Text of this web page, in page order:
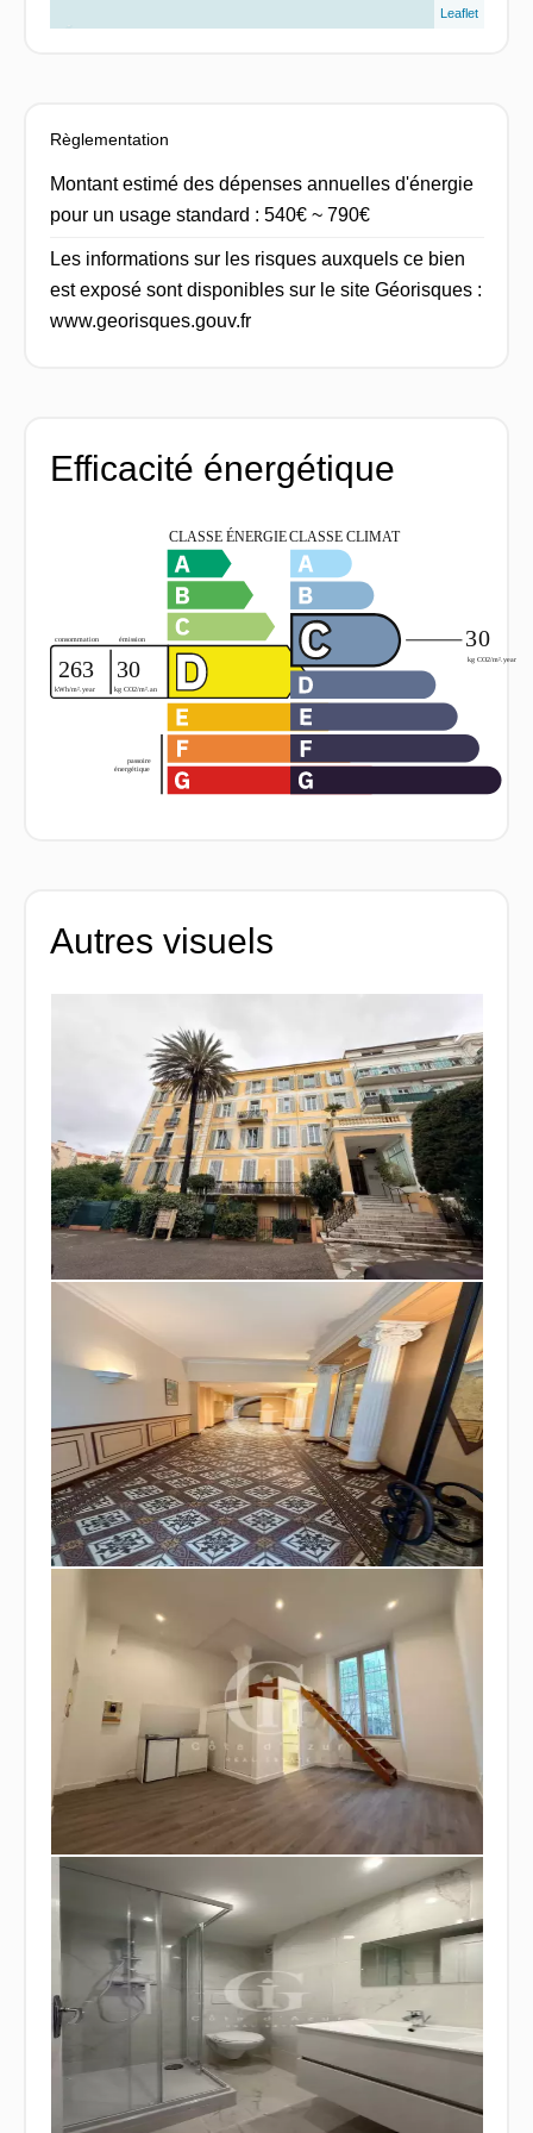
Leaflet
Règlementation
Montant estimé des dépenses annuelles d'énergie
pour un usage standard : 540€ ~ 790€
Les informations sur les risques auxquels ce bien
est exposé sont disponibles sur le site Géorisques :
www.georisques.gouv.fr
Efficacité énergétique
Autres visuels